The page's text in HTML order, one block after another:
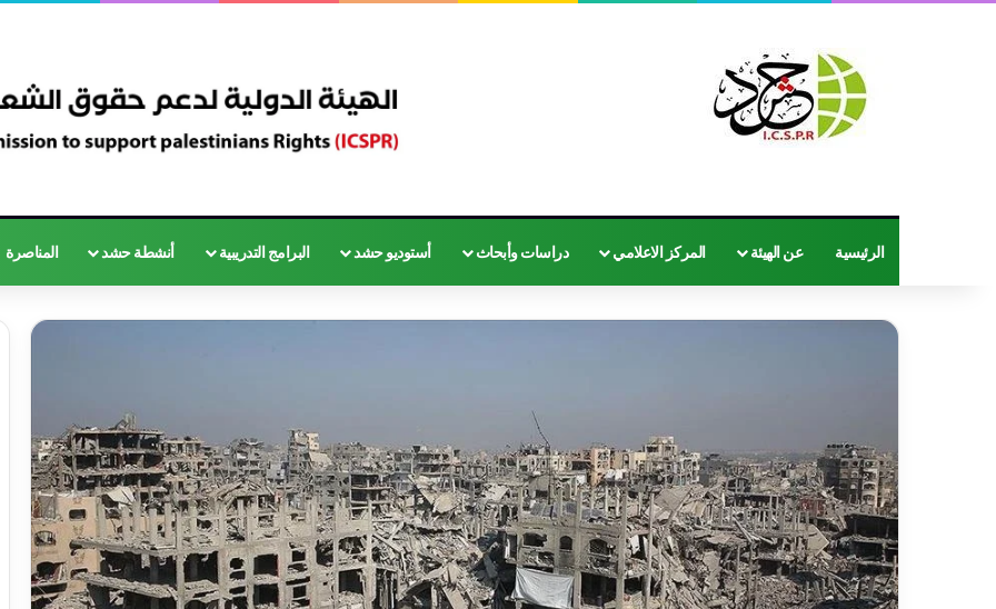
الرئيسية عن الهيئة المركز الاعلامي دراسات وأبحاث أستوديو حشد البرامج التدريبية أنشطة حشد المناصرة